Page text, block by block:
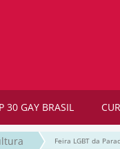
30 GAY BRASIL
Feira LGBT da